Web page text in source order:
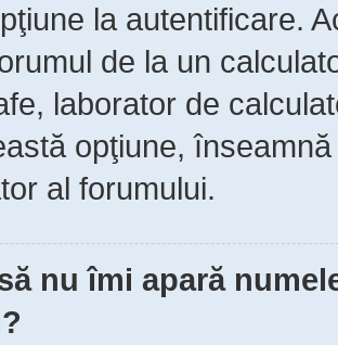
la autentificare.
de la un
laborator de
opţiune,
al forumului.
nu îmi apară